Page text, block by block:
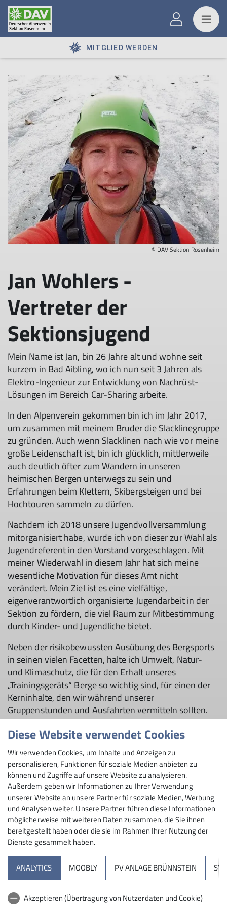
MITGLIED WERDEN
© DAV Sektion Rosenheim
Jan Wohlers -
Vertreter der
Sektionsjugend
Mein Name ist Jan, bin 26 Jahre alt und wohne seit
kurzem in Bad Aibling, wo ich nun seit 3 Jahren als
Elektro-Ingenieur zur Entwicklung von Nachrüst-
Lösungen im Bereich Car-Sharing arbeite.
In den Alpenverein gekommen bin ich im Jahr 2017,
um zusammen mit meinem Bruder die Slacklinegruppe
zu gründen. Auch wenn Slacklinen nach wie vor meine
große Leidenschaft ist, bin ich glücklich, mittlerweile
auch deutlich öfter zum Wandern in unseren
heimischen Bergen unterwegs zu sein und
Erfahrungen beim Klettern, Skibergsteigen und bei
Hochtouren sammeln zu dürfen.
Nachdem ich 2018 unsere Jugendvollversammlung
mitorganisiert habe, wurde ich von dieser zur Wahl als
Jugendreferent in den Vorstand vorgeschlagen. Mit
meiner Wiederwahl in diesem Jahr hat sich meine
wesentliche Motivation für dieses Amt nicht
verändert. Mein Ziel ist es eine vielfältige,
eigenverantwortlich organisierte Jugendarbeit in der
Sektion zu fördern, die viel Raum zur Mitbestimmung
durch Kinder- und Jugendliche bietet.
Neben der risikobewussten Ausübung des Bergsports
in seinen vielen Facetten, halte ich Umwelt, Natur-
und Klimaschutz, die für den Erhalt unseres
„Trainingsgeräts“ Berge so wichtig sind, für einen der
Kerninhalte, den wir während unserer
Gruppenstunden und Ausfahrten vermitteln sollten.
Ich freue mich auf weiter spannende Jahre in unserer
Sektion und hoffe, alle kommenden Aufgaben auch
weiterhin mit vielen netten und engagierten
Menschen angehen zu können.
Sektion
Hochrieshütte
Diese Website verwendet Cookies
Wir verwenden Cookies, um Inhalte und Anzeigen zu
personalisieren, Funktionen für soziale Medien anbieten zu
können und Zugriffe auf unsere Website zu analysieren.
Außerdem geben wir Informationen zu Ihrer Verwendung
unserer Website an unsere Partner für soziale Medien, Werbung
und Analysen weiter. Unsere Partner führen diese Informationen
möglicherweise mit weiteren Daten zusammen, die Sie ihnen
bereitgestellt haben oder die sie im Rahmen Ihrer Nutzung der
Dienste gesammelt haben.
ANALYTICS MOOBLY PV ANLAGE BRÜNNSTEIN
Akzeptieren (Übertragung von Nutzerdaten und Cookie)